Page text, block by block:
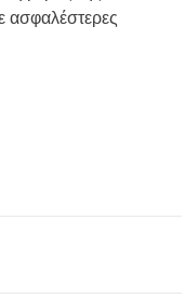
ασφαλέστερες